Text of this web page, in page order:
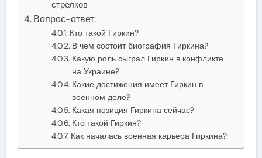
стрелков
Вопрос-ответ:
Кто такой Гиркин?
В чем состоит биография Гиркина?
Какую роль сыграл Гиркин в конфликте
на Украине?
Какие достижения имеет Гиркин в
военном деле?
Какая позиция Гиркина сейчас?
Кто такой Гиркин?
Как началась военная карьера Гиркина?